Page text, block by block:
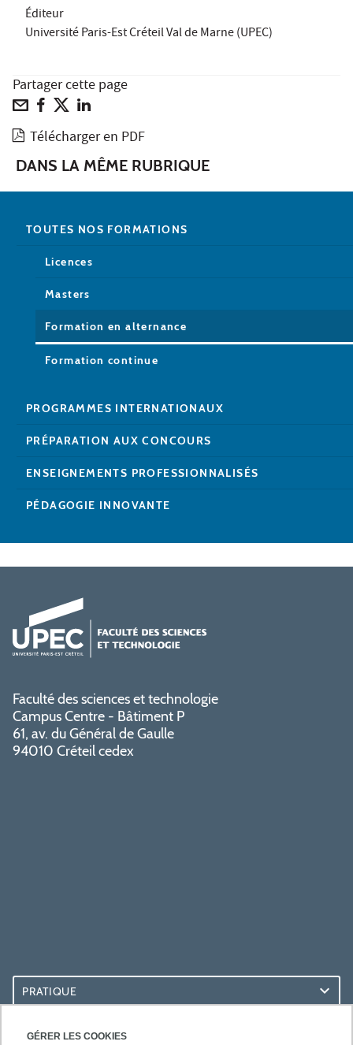
GÉRER LES COOKIES
Éditeur
Université Paris-Est Créteil Val de Marne (UPEC)
Partager cette page
Télécharger en PDF
DANS LA MÊME RUBRIQUE
TOUTES NOS FORMATIONS
Licences
Masters
Formation en alternance
Formation continue
PROGRAMMES INTERNATIONAUX
PRÉPARATION AUX CONCOURS
ENSEIGNEMENTS PROFESSIONNALISÉS
PÉDAGOGIE INNOVANTE
Faculté des sciences et technologie
Campus Centre - Bâtiment P
61, av. du Général de Gaulle
94010 Créteil cedex
PRATIQUE
ACCÈS RAPIDES